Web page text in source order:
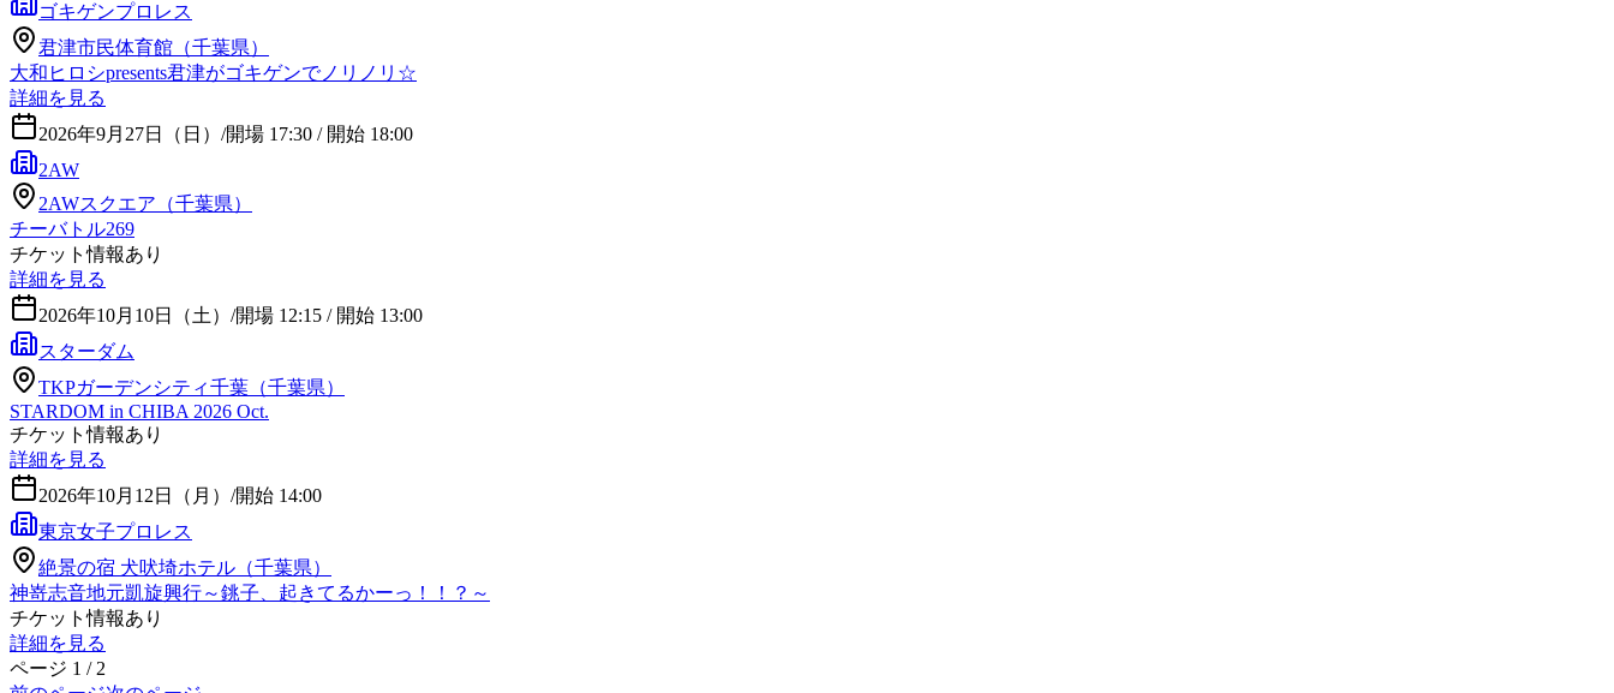
ゴキゲンプロレス
君津市民体育館（千葉県）
大和ヒロシpresents君津がゴキゲンでノリノリ☆
詳細を見る
2026年9月27日（日） /開場 17:30 / 開始 18:00
2AW
2AWスクエア（千葉県）
チーバトル269
チケット情報あり
詳細を見る
2026年10月10日（土） /開場 12:15 / 開始 13:00
スターダム
TKPガーデンシティ千葉（千葉県）
STARDOM in CHIBA 2026 Oct.
チケット情報あり
詳細を見る
2026年10月12日（月） /開始 14:00
東京女子プロレス
絶景の宿 犬吠埼ホテル（千葉県）
神嵜志音地元凱旋興行～銚子、起きてるかーっ！！？～
チケット情報あり
詳細を見る
ページ 1 /2